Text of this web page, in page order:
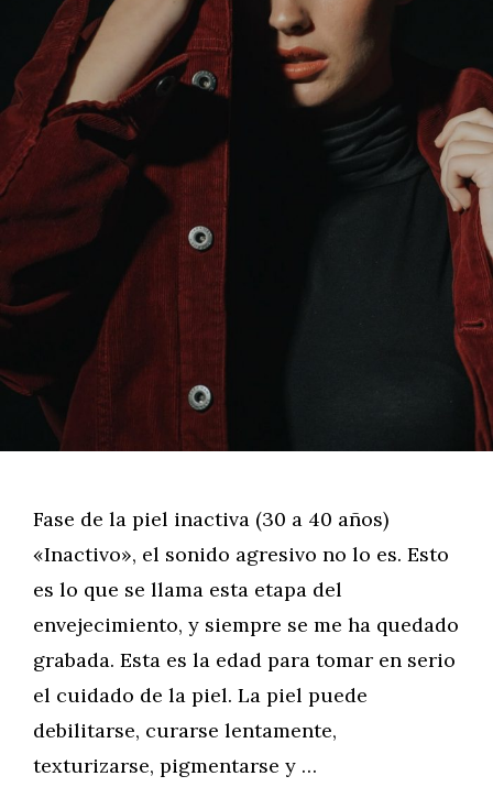
Fase de la piel inactiva (30 a 40 años)
«Inactivo», el sonido agresivo no lo es. Esto
es lo que se llama esta etapa del
envejecimiento, y siempre se me ha quedado
grabada. Esta es la edad para tomar en serio
el cuidado de la piel. La piel puede
debilitarse, curarse lentamente,
texturizarse, pigmentarse y …